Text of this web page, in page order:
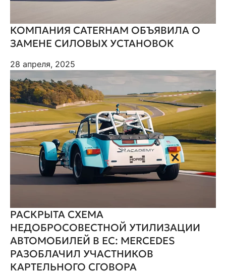
КОМПАНИЯ CATERHAM ОБЪЯВИЛА О
ЗАМЕНЕ СИЛОВЫХ УСТАНОВОК
28 апреля, 2025
РАСКРЫТА СХЕМА
НЕДОБРОСОВЕСТНОЙ УТИЛИЗАЦИИ
АВТОМОБИЛЕЙ В ЕС: MERCEDES
РАЗОБЛАЧИЛ УЧАСТНИКОВ
КАРТЕЛЬНОГО СГОВОРА